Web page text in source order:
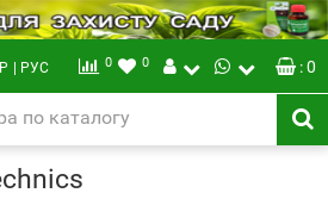
| РУС 0 0 : 0